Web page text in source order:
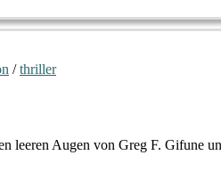
/thriller
leeren Augen von Greg F. Gifune